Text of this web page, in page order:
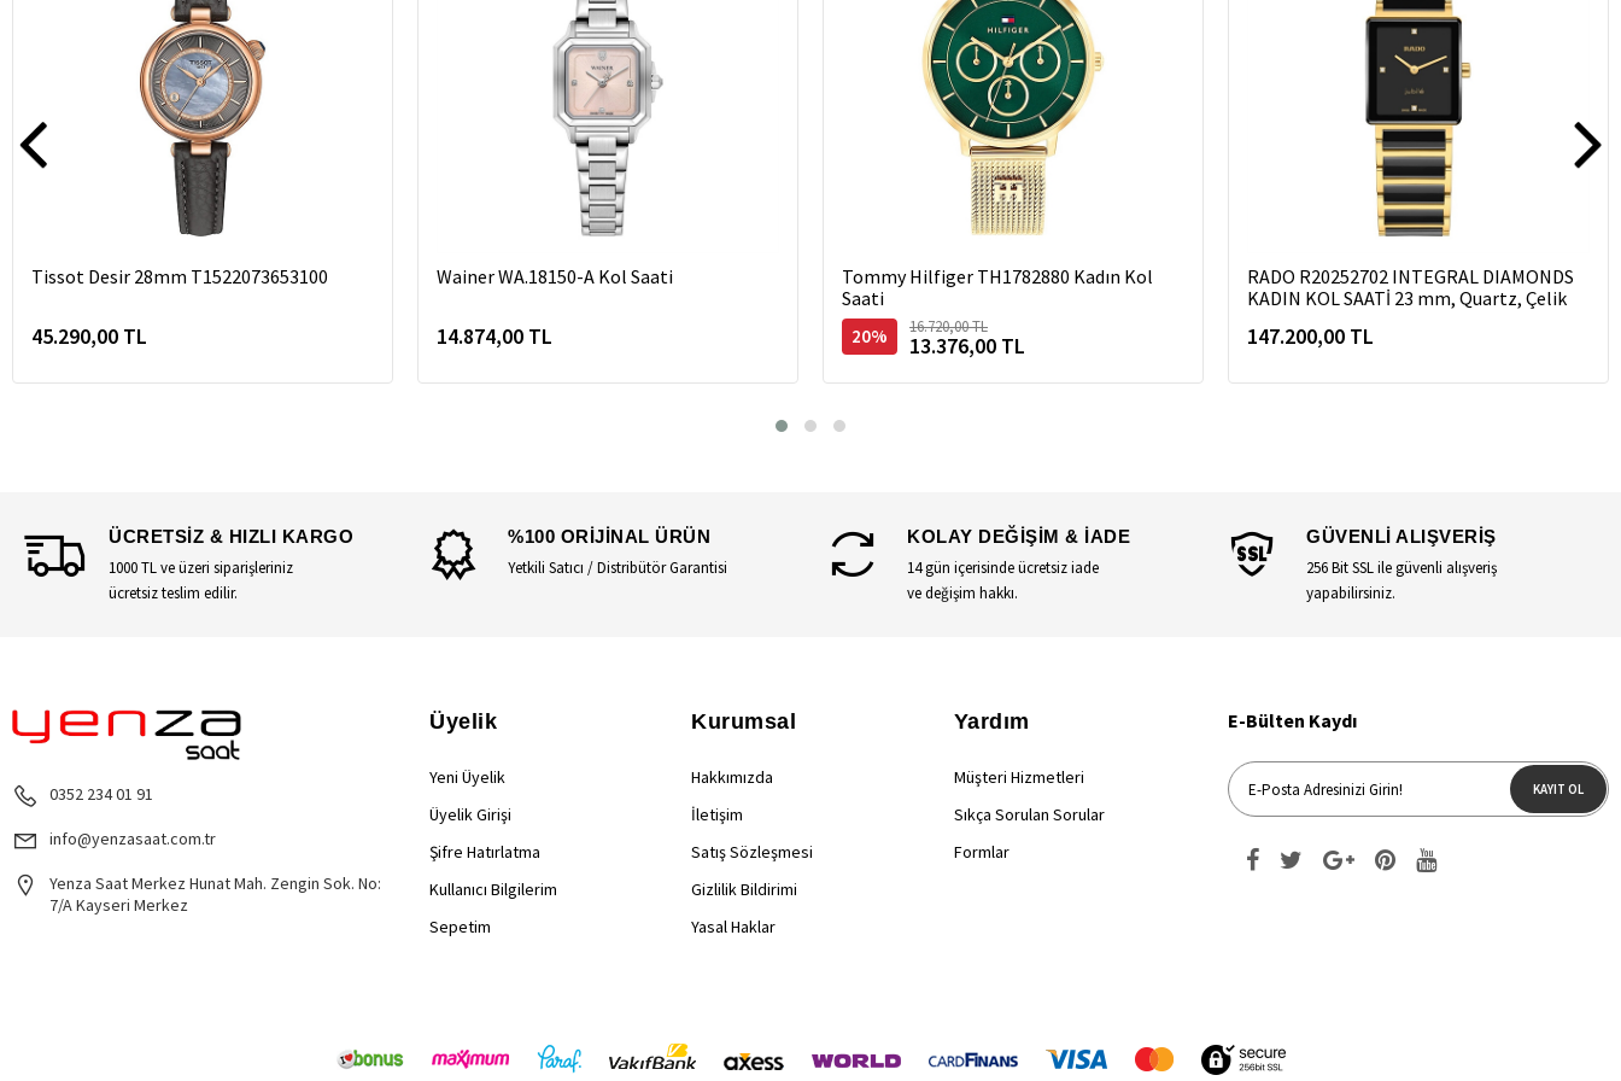
Tissot Desir 28mm T1522073653100
45.290,00 TL
Wainer WA.18150-A Kol Saati
14.874,00 TL
Tommy Hilfiger TH1782880 Kadın Kol
Saati
20% 16.720,00 TL
13.376,00 TL
RADO R20252702 INTEGRAL DIAMONDS
KADIN KOL SAATİ 23 mm, Quartz, Çelik
147.200,00 TL
ÜCRETSİZ & HIZLI KARGO
1000 TL ve üzeri siparişleriniz
ücretsiz teslim edilir.
%100 ORİJİNAL ÜRÜN
Yetkili Satıcı / Distribütör Garantisi
KOLAY DEĞİŞİM & İADE
14 gün içerisinde ücretsiz iade
ve değişim hakkı.
GÜVENLİ ALIŞVERİŞ
256 Bit SSL ile güvenli alışveriş
yapabilirsiniz.
0352 234 01 91
info@yenzasaat.com.tr
Yenza Saat Merkez Hunat Mah. Zengin Sok. No:
7/A Kayseri Merkez
Üyelik
Yeni Üyelik
Üyelik Girişi
Şifre Hatırlatma
Kullanıcı Bilgilerim
Sepetim
Kurumsal
Hakkımızda
İletişim
Satış Sözleşmesi
Gizlilik Bildirimi
Yasal Haklar
Yardım
Müşteri Hizmetleri
Sıkça Sorulan Sorular
Formlar
E-Bülten Kaydı
KAYIT OL